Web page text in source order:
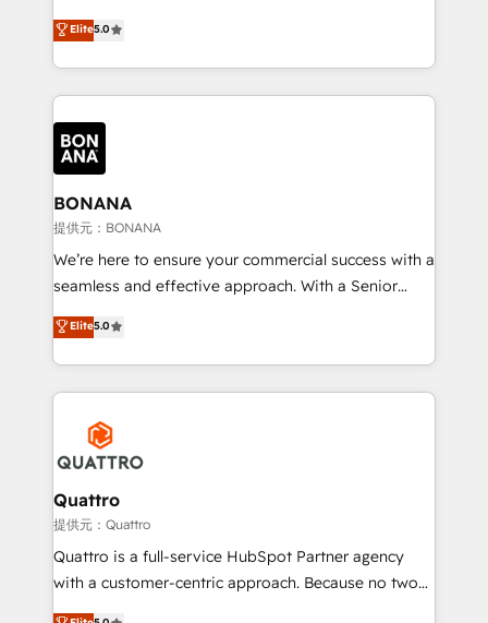
the agency services you'd expect from your
HubSpot Solutions Partner. As one of the UK's
longest-standing partners, we are experts at
maximising the value of the HubSpot platform and
building an integrated growth stack that brings your
business, operational and technical requirements to
life, and creates a 360˚ view of your customer to
help your teams do more. We specialise in HubSpot
technical services, website design and development
as well as agency services that help set you up for
success. Now, more than ever you need to connect
customer service. It's time to empower your teams
to create great customer experiences that generate
happen.
Elite5.0
BONANA
提供元：BONANA
We’re here to ensure your commercial success with a
seamless and effective approach. With a Senior
team that has 10+ years of experience in HubSpot,
we have a deep understanding of SaaS, Business
Services and E-commerce together with Retail. We
streamline and enhance your Sales, Marketing &
Service efforts, providing insights in your
commercial operations. We're good at RevOps,
automating and optimizing your marketing, sales &
service operations with AI, designing and building
your website, and we drive growth through Account-
Based Marketing, SEO, SEA and many other tactics.
No worries, we will advise you in which to deploy
Elite5.0
Quattro
提供元：Quattro
Quattro is a full-service HubSpot Partner agency
with a customer-centric approach. Because no two
clients have the same needs, Quattro offer a